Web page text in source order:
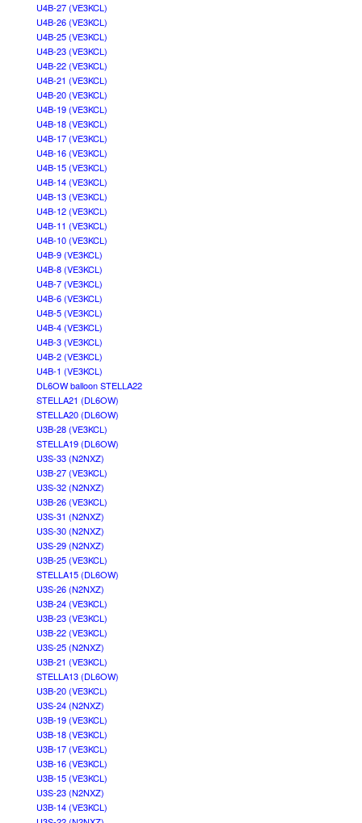
U4B-27 (VE3KCL)
U4B-26 (VE3KCL)
U4B-25 (VE3KCL)
U4B-23 (VE3KCL)
U4B-22 (VE3KCL)
U4B-21 (VE3KCL)
U4B-20 (VE3KCL)
U4B-19 (VE3KCL)
U4B-18 (VE3KCL)
U4B-17 (VE3KCL)
U4B-16 (VE3KCL)
U4B-15 (VE3KCL)
U4B-14 (VE3KCL)
U4B-13 (VE3KCL)
U4B-12 (VE3KCL)
U4B-11 (VE3KCL)
U4B-10 (VE3KCL)
U4B-9 (VE3KCL)
U4B-8 (VE3KCL)
U4B-7 (VE3KCL)
U4B-6 (VE3KCL)
U4B-5 (VE3KCL)
U4B-4 (VE3KCL)
U4B-3 (VE3KCL)
U4B-2 (VE3KCL)
U4B-1 (VE3KCL)
DL6OW balloon STELLA22
STELLA21 (DL6OW)
STELLA20 (DL6OW)
U3B-28 (VE3KCL)
STELLA19 (DL6OW)
U3S-33 (N2NXZ)
U3B-27 (VE3KCL)
U3S-32 (N2NXZ)
U3B-26 (VE3KCL)
U3S-31 (N2NXZ)
U3S-30 (N2NXZ)
U3S-29 (N2NXZ)
U3B-25 (VE3KCL)
STELLA15 (DL6OW)
U3S-26 (N2NXZ)
U3B-24 (VE3KCL)
U3B-23 (VE3KCL)
U3B-22 (VE3KCL)
U3S-25 (N2NXZ)
U3B-21 (VE3KCL)
STELLA13 (DL6OW)
U3B-20 (VE3KCL)
U3S-24 (N2NXZ)
U3B-19 (VE3KCL)
U3B-18 (VE3KCL)
U3B-17 (VE3KCL)
U3B-16 (VE3KCL)
U3B-15 (VE3KCL)
U3S-23 (N2NXZ)
U3B-14 (VE3KCL)